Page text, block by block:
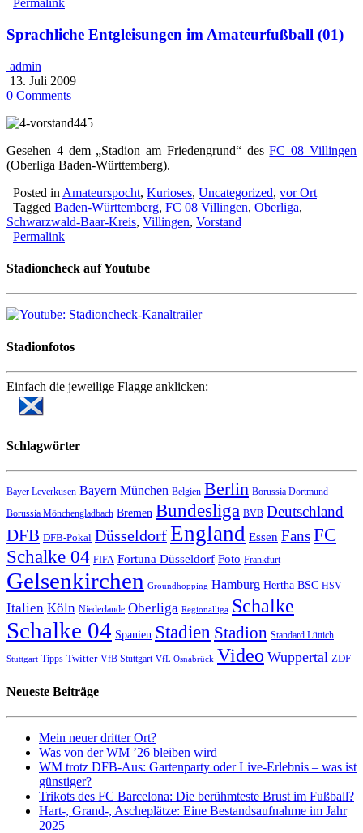
Permalink
Sprachliche Entgleisungen im Amateurfußball (01)
admin
13. Juli 2009
0 Comments
Gesehen 4 dem „Stadion am Friedengrund“ desFC 08 Villingen
(Oberliga Baden-Württemberg).
Posted in Amateurspocht, Kurioses, Uncategorized, vor Ort
Tagged Baden-Württemberg, FC 08 Villingen, Oberliga,
Schwarzwald-Baar-Kreis, Villingen, Vorstand
Permalink
Stadioncheck auf Youtube
Stadionfotos
Einfach die jeweilige Flagge anklicken:
Schlagwörter
Bayer Leverkusen Bayern München Belgien Berlin Borussia Dortmund
Borussia Mönchengladbach Bremen Bundesliga BVB Deutschland
DFB DFB-Pokal DüsseldorfEngland Essen FansFC
Schalke 04 FIFA Fortuna Düsseldorf Foto Frankfurt
Gelsenkirchen Groundhopping Hamburg Hertha BSC HSV
Italien Köln Niederlande Oberliga Regionalliga Schalke
Schalke 04 Spanien Stadien Stadion Standard Lüttich
Stuttgart Tipps Twitter VfB Stuttgart VfL Osnabrück Video Wuppertal ZDF
Neueste Beiträge
Mein neuer dritter Ort?
Was von der WM ’26 bleiben wird
WM trotz DFB-Aus: Gartenparty oder Live-Erlebnis – was ist
günstiger?
Trikots des FC Barcelona: Die berühmteste Brust im Fußball?
Hart-, Grand-, Ascheplätze: Eine Bestandsaufnahme im Jahr
2025